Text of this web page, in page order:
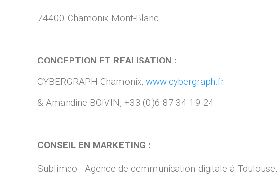
74400 Chamonix Mont-Blanc
CONCEPTION ET REALISATION :
CYBERGRAPH Chamonix,www.cybergraph.fr
& Amandine BOIVIN, +33 (0)6 87 34 19 24
CONSEIL EN MARKETING :
Sublimeo - Agence de communication digitale à Toulouse,